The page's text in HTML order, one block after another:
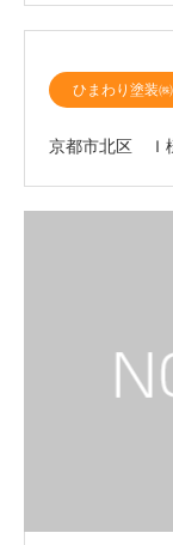
ひまわり塗装
京都市北区 Ｉ